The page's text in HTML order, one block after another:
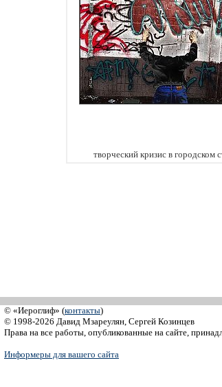
творческий кризис в городском
© «Иероглиф» (контакты)
© 1998-2026 Давид Мзареулян, Сергей Козинцев
Права на все работы, опубликованные на сайте,
Информеры для вашего сайта